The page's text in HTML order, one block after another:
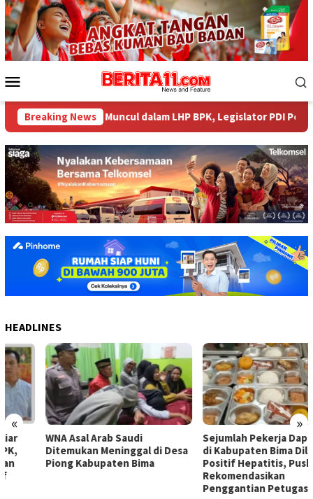
Loncat
ke
konten
Mobile
Breaking News
Miliar tak Muncul dalam LHP BPK, Legislator PDI Perjuangan
HEADLINES
« »
WNA Asal Arab Saudi
Ditemukan Meninggal di Desa
Piong Kabupaten Bima
Sejumlah Pekerja Dapur MBG
di Kabupaten Bima Dilaporkan
Positif Hepatitis, Puskesmas
Rekomendasikan
Penggantian Petugas